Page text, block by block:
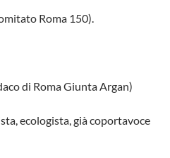
Roma 150).
di Roma Giunta Argan)
ecologista, già coportavoce